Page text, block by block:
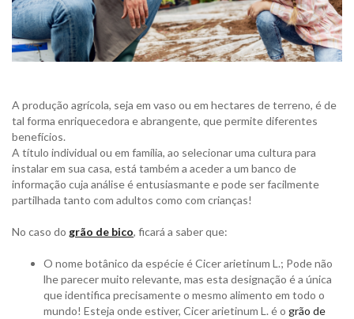
A produção agrícola, seja em vaso ou em hectares de terreno, é de
tal forma enriquecedora e abrangente, que permite diferentes
benefícios.
A título individual ou em família, ao selecionar uma cultura para
instalar em sua casa, está também a aceder a um banco de
informação cuja análise é entusiasmante e pode ser facilmente
partilhada tanto com adultos como com crianças!
No caso do grão de bico, ficará a saber que:
O nome botânico da espécie é Cicer arietinum L.; Pode não
lhe parecer muito relevante, mas esta designação é a única
que identifica precisamente o mesmo alimento em todo o
mundo! Esteja onde estiver, Cicer arietinum L. é o grão de